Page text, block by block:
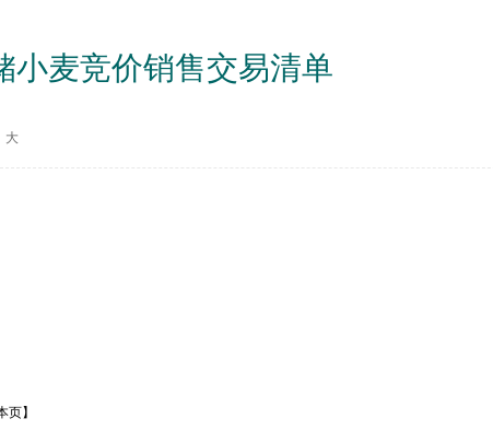
小麦竞价销售交易清单
大
页】